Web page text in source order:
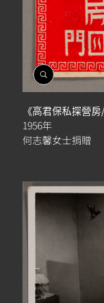
開
啟
相
簿
《高君保私探營
1956年
何志馨女士捐贈